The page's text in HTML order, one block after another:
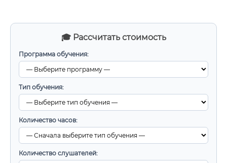
🎓 Рассчитать стоимость
Программа обучения:
Тип обучения:
Количество часов:
Количество слушателей: